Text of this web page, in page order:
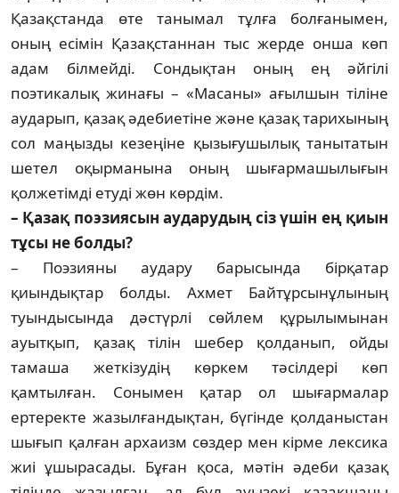
Қазақстанда өте таны­мал тұлға болғанымен,
оның есімін Қазақ­стан­нан тыс жерде онша көп
адам білмейді. Сон­дықтан оның ең әйгілі
поэтикалық жи­нағы – «Масаны» ағылшын тіліне
аударып, қазақ әдебиетіне және қазақ тарихының
сол маңызды кезеңіне қызығушылық танытатын
шетел оқырманына оның шығармашылығын
қолжетімді етуді жөн көрдім.
– Қазақ поэзиясын аударудың сіз үшін ең қиын
тұсы не болды?
– Поэзияны аудару барысында бірқатар
қиындықтар болды. Ахмет Байтұрсынұлы­ның
туындысында дәстүрлі сөйлем құры­лы­мынан
ауытқып, қазақ тілін шебер қолданып, ойды
тамаша жеткізудің көркем тәсілдері көп
қамтылған. Сонымен қатар ол шығар­малар
ертеректе жазылғандықтан, бүгінде қолданыстан
шығып қалған архаизм сөздер мен кірме лексика
жиі ұшырасады. Бұған қоса, мәтін әдеби қазақ